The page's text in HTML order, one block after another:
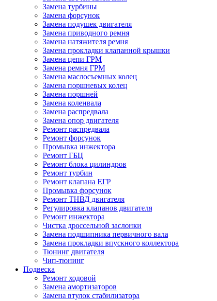
Замена турбины
Замена форсунок
Замена подушек двигателя
Замена приводного ремня
Замена натяжителя ремня
Замена прокладки клапанной крышки
Замена цепи ГРМ
Замена ремня ГРМ
Замена маслосъемных колец
Замена поршневых колец
Замена поршней
Замена коленвала
Замена распредвала
Замена опор двигателя
Ремонт распредвала
Ремонт форсунок
Промывка инжектора
Ремонт ГБЦ
Ремонт блока цилиндров
Ремонт турбин
Ремонт клапана ЕГР
Промывка форсунок
Ремонт ТНВД двигателя
Регулировка клапанов двигателя
Ремонт инжектора
Чистка дроссельной заслонки
Замена подшипника первичного вала
Замена прокладки впускного коллектора
Тюнинг двигателя
Чип-тюнинг
Подвеска
Ремонт ходовой
Замена амортизаторов
Замена втулок стабилизатора